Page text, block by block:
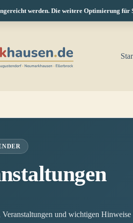
werden. Die weitere Optimierung für
und wichtigen